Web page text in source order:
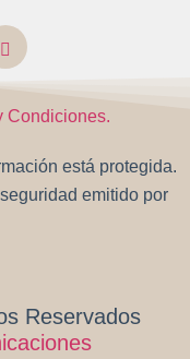
Condiciones.
está protegida.
emitido por
Reservados